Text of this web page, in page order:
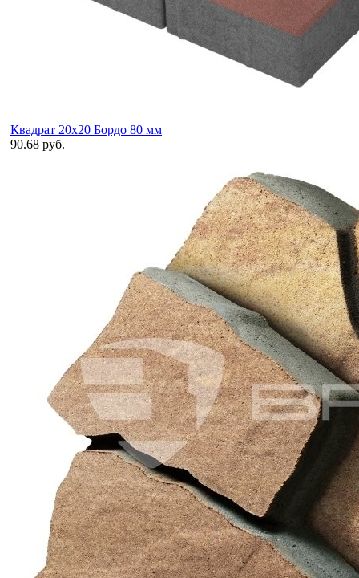
Квадрат 20х20 Бордо 80 мм
90.68 руб.